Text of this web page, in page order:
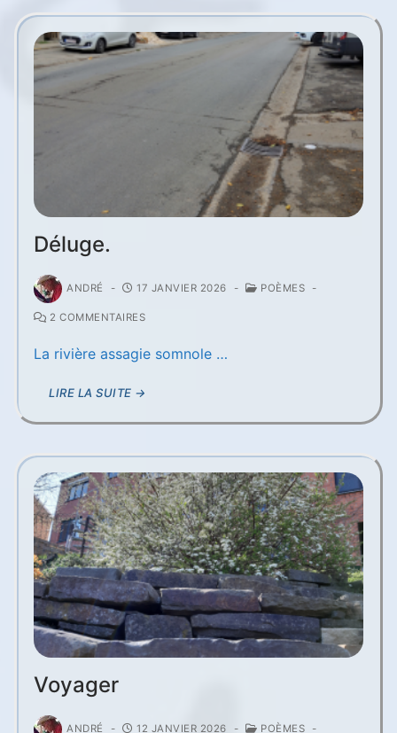
Déluge.
ANDRÉ - 17 JANVIER 2026 - POÈMES -
2 COMMENTAIRES
La rivière assagie somnole …
LIRE LA SUITE →
Voyager
ANDRÉ - 12 JANVIER 2026 - POÈMES -